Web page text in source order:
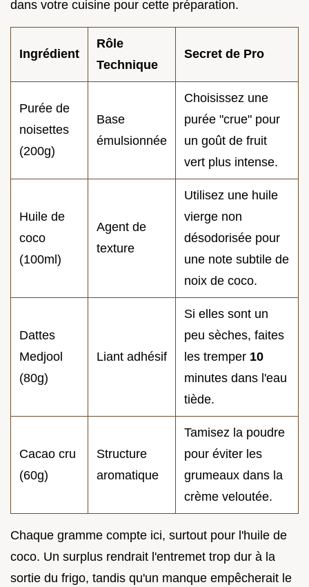
dans votre cuisine pour cette préparation.
Ingrédient
Rôle
Technique
Secret de Pro
Purée de
noisettes
(200g)
Base
émulsionnée
Choisissez une
purée "crue" pour
un goût de fruit
vert plus intense.
Huile de
coco
(100ml)
Agent de
texture
Utilisez une huile
vierge non
désodorisée pour
une note subtile de
noix de coco.
Dattes
Medjool
(80g)
Liant adhésif
Si elles sont un
peu sèches, faites
les tremper 10
minutes dans l'eau
tiède.
Cacao cru
(60g)
Structure
aromatique
Tamisez la poudre
pour éviter les
grumeaux dans la
crème veloutée.
Chaque gramme compte ici, surtout pour l'huile de
coco. Un surplus rendrait l'entremet trop dur à la
sortie du frigo, tandis qu'un manque empêcherait le